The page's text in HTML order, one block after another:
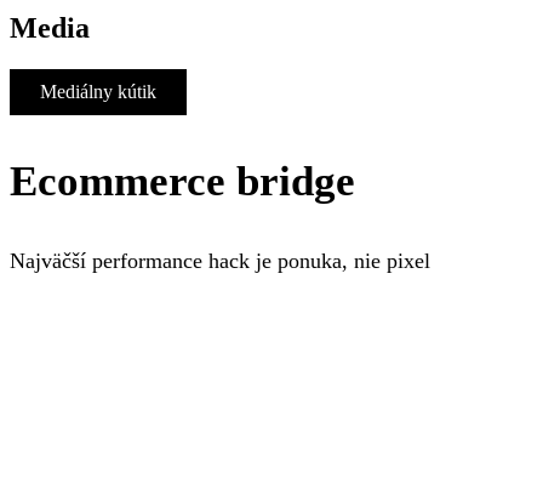
Media
Mediálny kútik
Ecommerce bridge
Najväčší performance hack je ponuka, nie pixel